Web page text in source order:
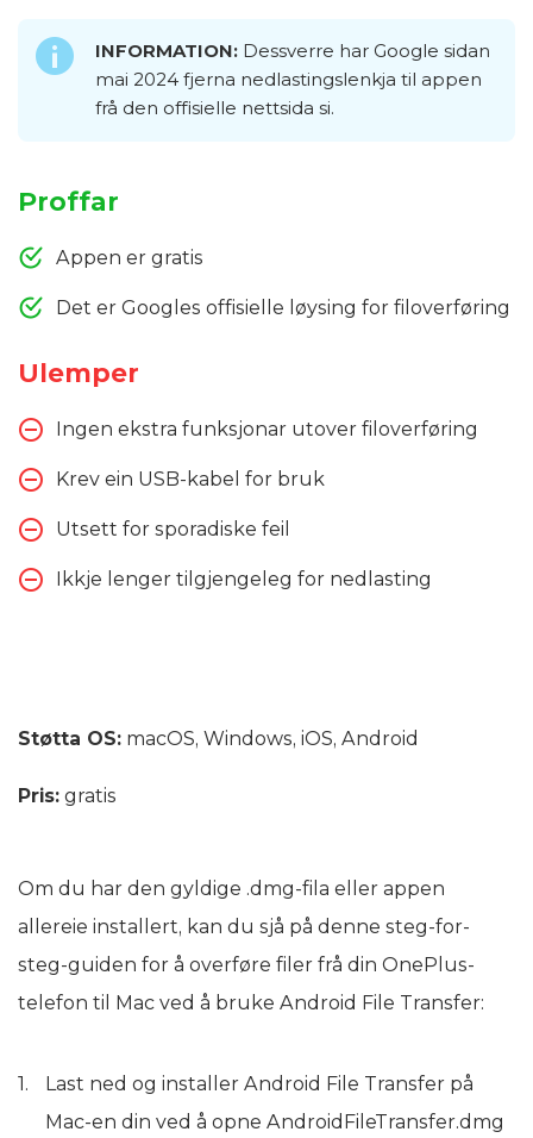
INFORMATION: Dessverre har Google sidan
mai 2024 fjerna nedlastingslenkja til appen
frå den offisielle nettsida si.
Proffar
Appen er gratis
Det er Googles offisielle løysing for filoverføring
Ulemper
Ingen ekstra funksjonar utover filoverføring
Krev ein USB-kabel for bruk
Utsett for sporadiske feil
Ikkje lenger tilgjengeleg for nedlasting
Støtta OS: macOS, Windows, iOS, Android
Pris: gratis
Om du har den gyldige .dmg-fila eller appen
allereie installert, kan du sjå på denne steg-for-
steg-guiden for å overføre filer frå din OnePlus-
telefon til Mac ved å bruke Android File Transfer:
Last ned og installer Android File Transfer på
Mac-en din ved å opne AndroidFileTransfer.dmg